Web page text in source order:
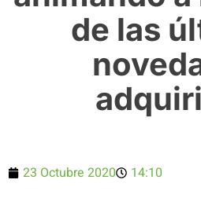
de las
23 Octubre 2020 14:10